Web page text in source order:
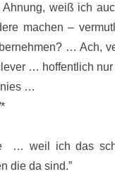
weiß ich
machen –
… Ach,
… hoffentlich nur
…
… weil ich das
die da sind.”